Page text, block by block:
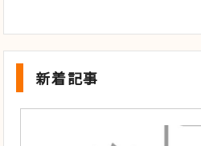
新着記事